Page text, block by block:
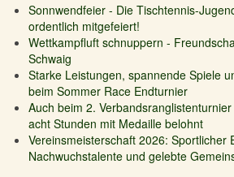
Sonnwendfeier - Die Tischtennis-
ordentlich mitgefeiert!
Wettkampfluft schnuppern -
Schwaig
Starke Leistungen, spannende Spiele
beim Sommer Race Endturnier
Auch beim 2.
acht Stunden mit Medaille belohnt
Vereinsmeisterschaft 2026: Sportlicher
Nachwuchstalente und gelebte